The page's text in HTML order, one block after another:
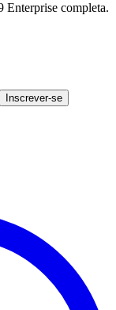
Enterprise completa.
Inscrever-se